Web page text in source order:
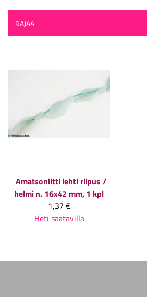
RAJAA
Amatsoniitti lehti riipus /
helmi n. 16x42 mm, 1 kpl
1,37 €
Heti saatavilla